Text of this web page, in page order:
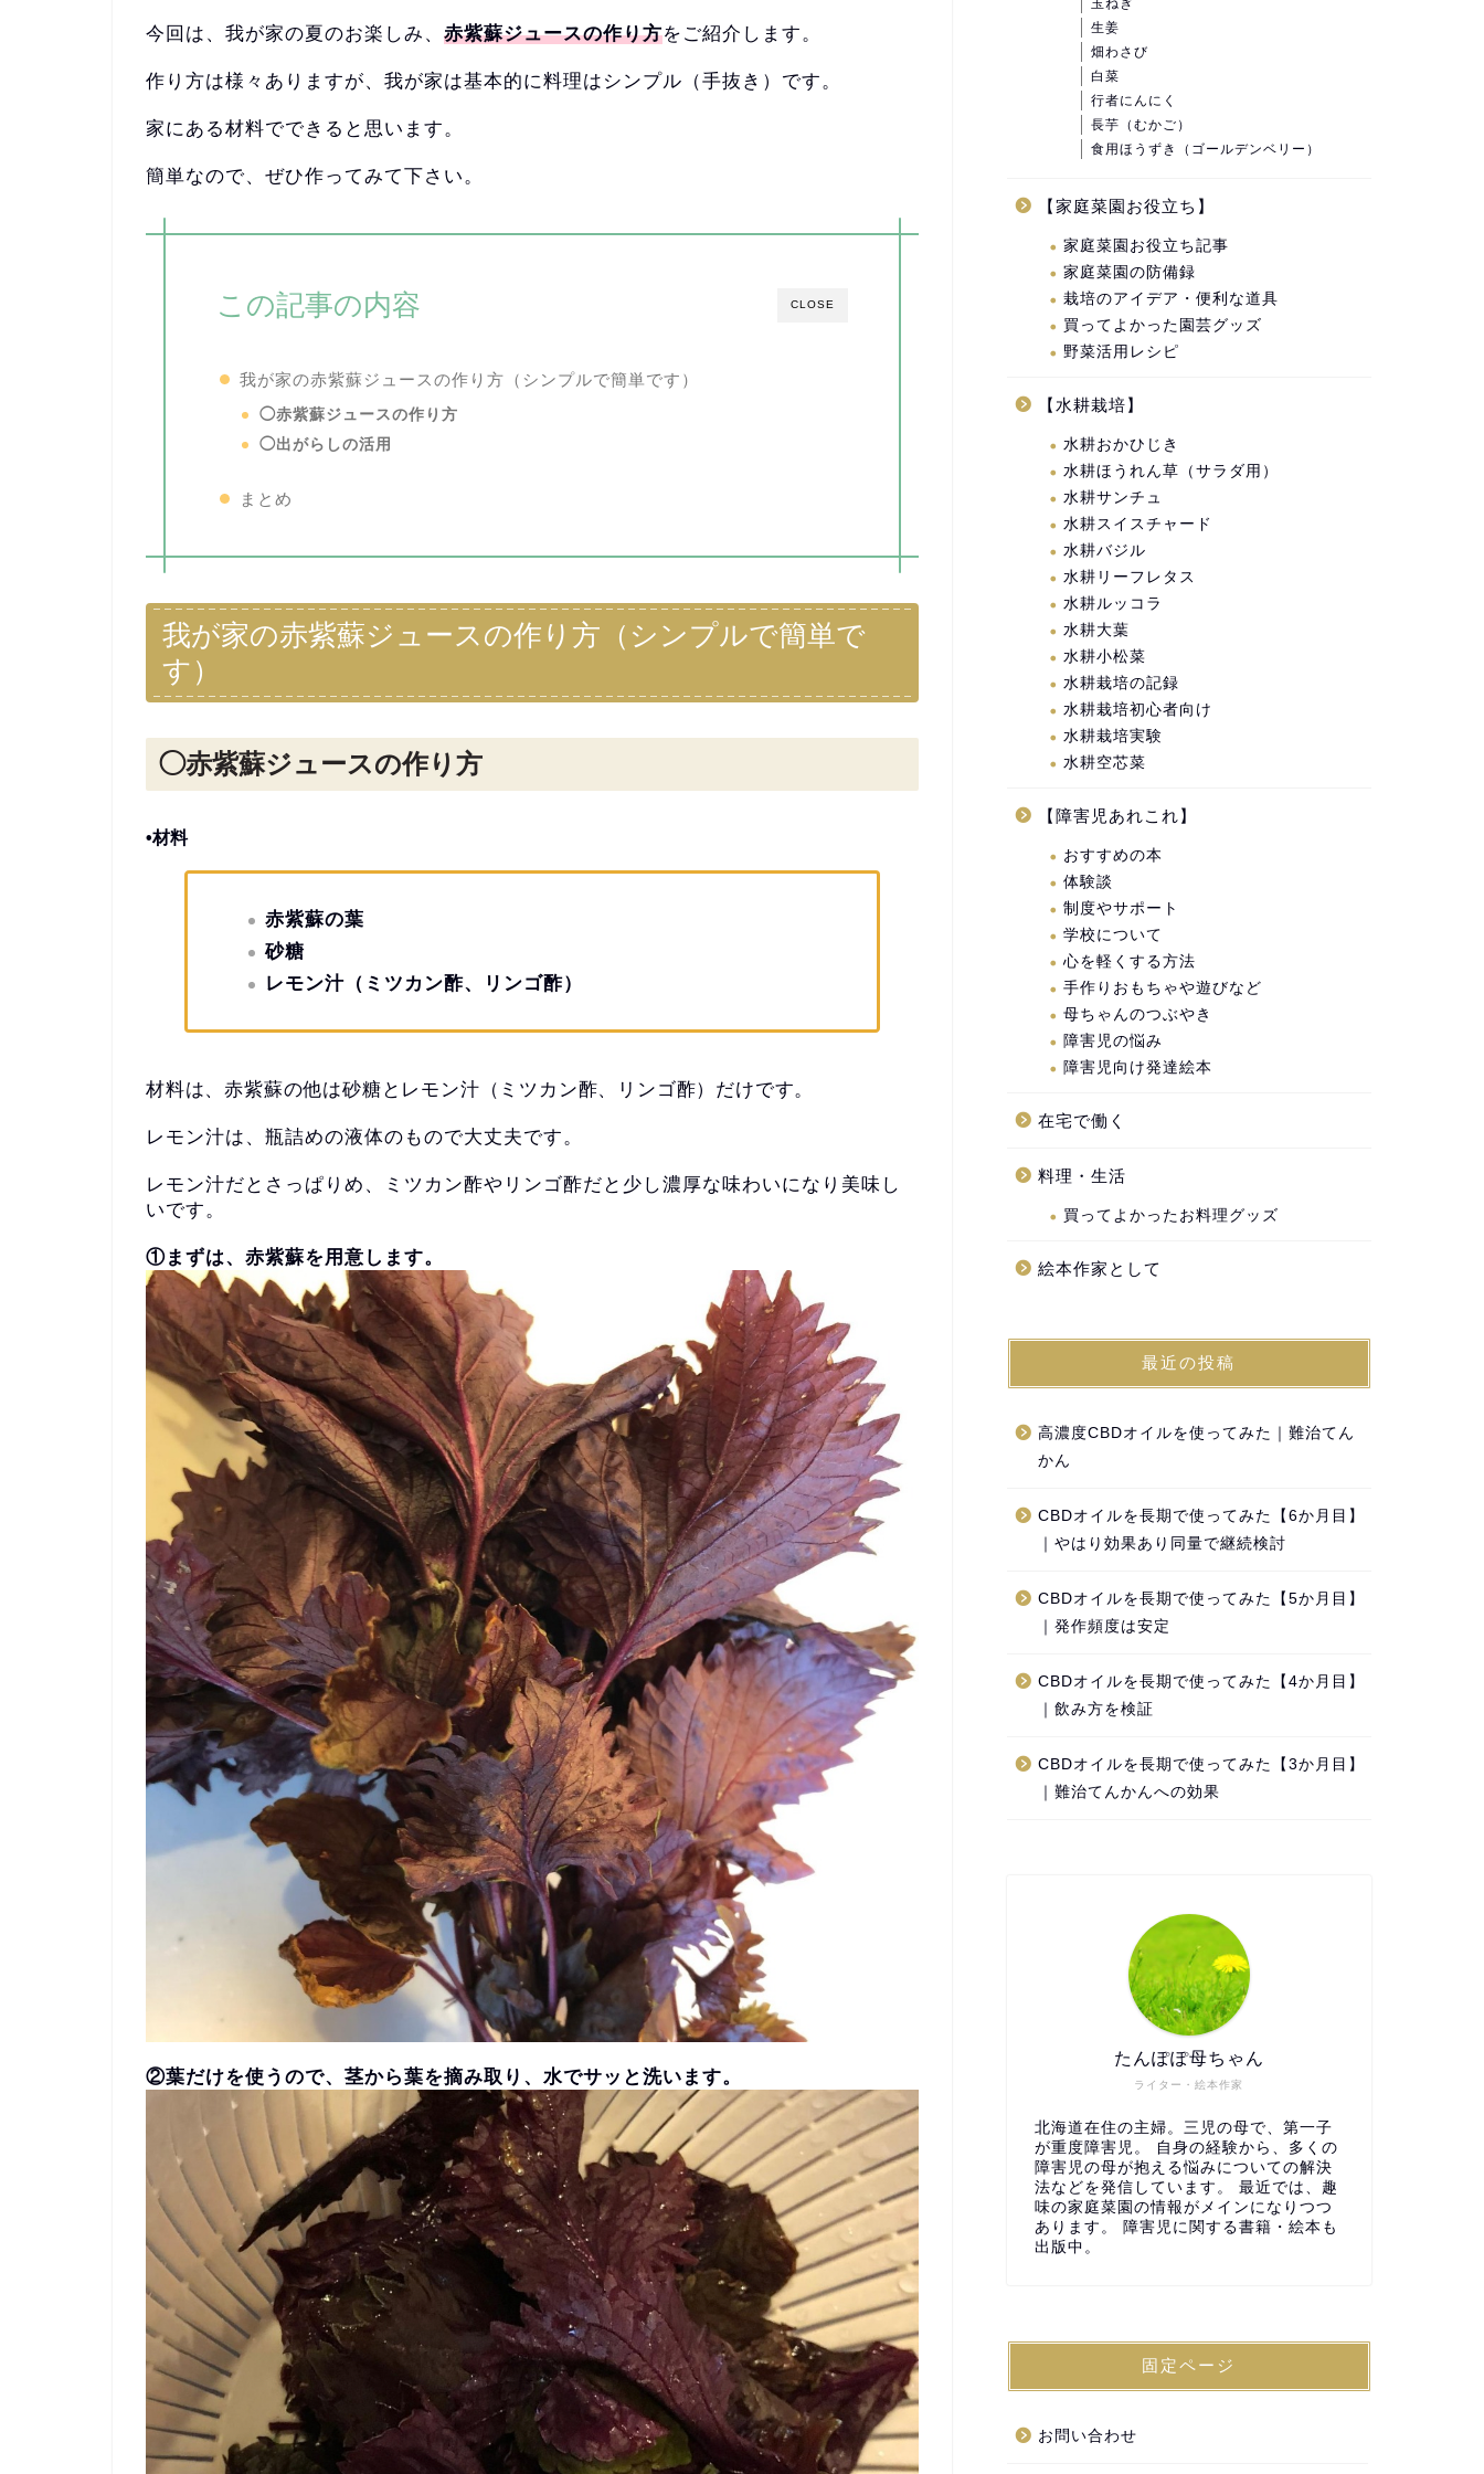
今回は、我が家の夏のお楽しみ、 赤紫蘇ジュースの作り方をご紹介します。
作り方は様々ありますが、我が家は基本的に料理はシンプル（手抜き）です。
家にある材料でできると思います。
簡単なので、ぜひ作ってみて下さい。
CLOSE
この記事の内容
我が家の赤紫蘇ジュースの作り方（シンプルで簡単です）
◯赤紫蘇ジュースの作り方
◯出がらしの活用
まとめ
我が家の赤紫蘇ジュースの作り方（シンプルで簡単で
す）
◯赤紫蘇ジュースの作り方
•材料
赤紫蘇の葉
砂糖
レモン汁（ミツカン酢、リンゴ酢）
材料は、赤紫蘇の他は砂糖とレモン汁（ミツカン酢、リンゴ酢）だけです。
レモン汁は、瓶詰めの液体のもので大丈夫です。
レモン汁だとさっぱりめ、ミツカン酢やリンゴ酢だと少し濃厚な味わいになり美味し
いです。
①まずは、赤紫蘇を用意します。
②葉だけを使うので、茎から葉を摘み取り、水でサッと洗います。
玉ねぎ
生姜
畑わさび
白菜
行者にんにく
長芋（むかご）
食用ほうずき（ゴールデンベリー）
【家庭菜園お役立ち】
家庭菜園お役立ち記事
家庭菜園の防備録
栽培のアイデア・便利な道具
買ってよかった園芸グッズ
野菜活用レシピ
【水耕栽培】
水耕おかひじき
水耕ほうれん草（サラダ用）
水耕サンチュ
水耕スイスチャード
水耕バジル
水耕リーフレタス
水耕ルッコラ
水耕大葉
水耕小松菜
水耕栽培の記録
水耕栽培初心者向け
水耕栽培実験
水耕空芯菜
【障害児あれこれ】
おすすめの本
体験談
制度やサポート
学校について
心を軽くする方法
手作りおもちゃや遊びなど
母ちゃんのつぶやき
障害児の悩み
障害児向け発達絵本
在宅で働く
料理・生活
買ってよかったお料理グッズ
絵本作家として
最近の投稿
高濃度CBDオイルを使ってみた｜難治てん
かん
CBDオイルを長期で使ってみた【6か月目】
｜やはり効果あり同量で継続検討
CBDオイルを長期で使ってみた【5か月目】
｜発作頻度は安定
CBDオイルを長期で使ってみた【4か月目】
｜飲み方を検証
CBDオイルを長期で使ってみた【3か月目】
｜難治てんかんへの効果
ライター・絵本作家
たんぽぽ母ちゃん
北海道在住の主婦。三児の母で、第一子
が重度障害児。 自身の経験から、多くの
障害児の母が抱える悩みについての解決
法などを発信しています。 最近では、趣
味の家庭菜園の情報がメインになりつつ
あります。 障害児に関する書籍・絵本も
出版中。
固定ページ
お問い合わせ